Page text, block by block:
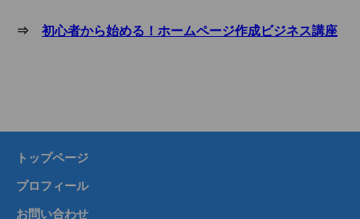
⇒ 初心者から始める！ホームページ作成ビジネス講座
トップページ
プロフィール
お問い合わせ